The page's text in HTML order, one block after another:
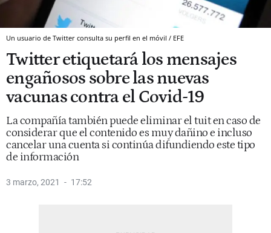
Un usuario de Twitter consulta su perfil en el móvil / EFE
Twitter etiquetará los mensajes
engañosos sobre las nuevas
vacunas contra el Covid-19
La compañía también puede eliminar el tuit en caso de
considerar que el contenido es muy dañino e incluso
cancelar una cuenta si continúa difundiendo este tipo
de información
3 marzo, 2021 17:52